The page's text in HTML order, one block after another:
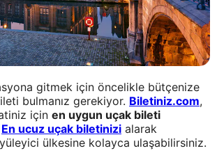
gitmek için öncelikle bütçenize
bulmanız gerekiyor. Biletiniz.com,
için en uygun uçak bileti
En ucuz uçak biletinizi alarak
ülkesine kolayca ulaşabilirsiniz.